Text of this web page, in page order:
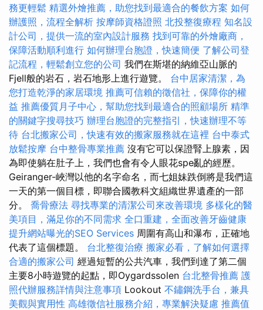
務更輕鬆 精選外燴推薦，助您找到最適合的餐飲方案 如何
辦護照，流程全解析 按摩師資格證照 北投整復療程 知名設
計公司，提供一流的室內設計服務 找到可靠的外燴廠商，
保障活動順利進行 如何辦理台胞證，快速簡便 了解公司登
記流程，輕鬆創立您的公司 我們在斯堪的納維亞山脈的
Fjell般的岩石，岩石地形上進行遊覽。 台中居家清潔，為
您打造乾淨的家居環境 推薦可信賴的徵信社，保障你的權
益 推薦優質月子中心，幫助您找到最適合的照顧場所 精準
的關鍵字搜尋技巧 辦理台胞證的完整指引，快速辦理不等
待 台北搬家公司，快速有效的搬家服務就在這裡 台中泰式
放鬆按摩 台中整骨專業推薦 沒有它可以保證腎上腺素，因
為即使躺在肚子上，我們也會有令人眼花spe亂的經歷。
Geiranger-峽灣以他的名字命名，而七姐妹跌倒將是我們這
一天的第一個目標，即聯合國教科文組織世界遺產的一部
分。 喬骨療法 尋找專業的清潔公司來改善環境 多樣化的醫
美項目，滿足你的不同需求 全口重建，全面改善牙齒健康
提升網站曝光的SEO Services 周圍有高山和瀑布，正確地
代表了這個標題。 台北整復治療 搬家必看，了解如何選擇
合適的搬家公司 經過短暫的公共汽車，我們到達了第二個
主要8小時遊覽的起點，即Oygardssolen 台北整骨推薦 護
照代辦服務詳情與注意事項 Lookout 不鏽鋼洗手台，兼具
美觀與實用性 高雄徵信社服務介紹，專業解決疑慮 推薦值